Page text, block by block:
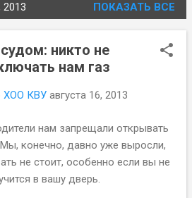
ПОКАЗАТЬ ВСЕ
никто не
нам газ
ХОО КВУ августа 16, 2013
нам запрещали открывать
конечно, давно уже выросли,
не стоит, особенно если вы не
в вашу дверь.